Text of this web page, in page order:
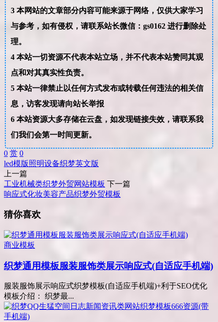
3本网站的文章部分内容可能来源于网络，仅供大家学习
与参考，如有侵权，请联系站长微信：gs0162 进行删除处
理。
4本站一切资源不代表本站立场，并不代表本站赞同其观
点和对其真实性负责。
5本站一律禁止以任何方式发布或转载任何违法的相关信
息，访客发现请向站长举报
6本站资源大多存储在云盘，如发现链接失效，请联系我
们我们会第一时间更新。
0 赏 0
led模版照明设备织梦英文版
上一篇
工业机械类织梦外贸网站模板 下一篇
响应式化妆美容产品织梦外贸模板
猜你喜欢
商业模板
织梦通用模板服装服饰类展示响应式(自适应手机端)
服装服饰展示响应式织梦模板(自适应手机端)+利于SEO优化
模板介绍： 织梦最...